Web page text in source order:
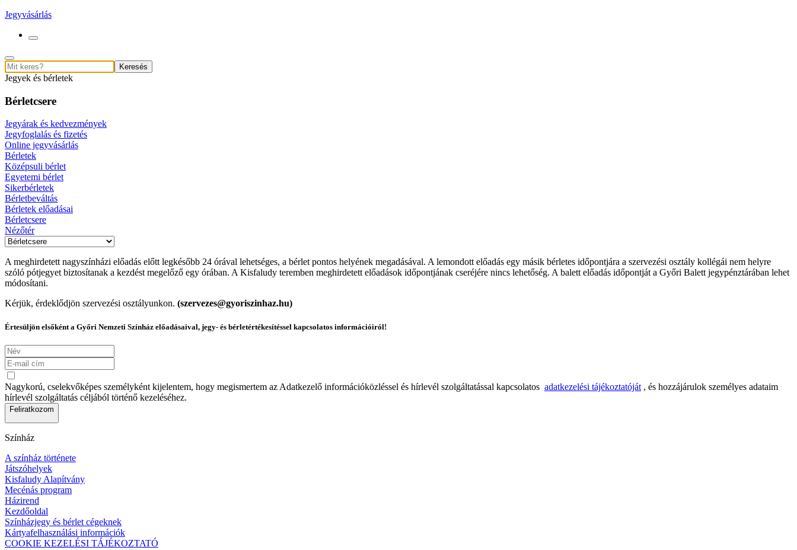
Jegyvásárlás
Keresés
Jegyek és bérletek
Bérletcsere
Jegyárak és kedvezmények
Jegyfoglalás és fizetés
Online jegyvásárlás
Bérletek
Középsuli bérlet
Egyetemi bérlet
Sikerbérletek
Bérletbeváltás
Bérletek előadásai
Bérletcsere
Nézőtér
A meghirdetett nagyszínházi előadás előtt legkésőbb 24 órával lehetséges, a bérlet pontos helyének megadásával. A lemondott előadás egy másik bérletes időpontjára a szervezési osztály kollégái nem helyre
szóló pótjegyet biztosítanak a kezdést megelőző egy órában. A Kisfaludy teremben meghirdetett előadások időpontjának cseréjére nincs lehetőség. A balett előadás időpontját a Győri Balett jegypénztárában lehet
módosítani.
Kérjük, érdeklődjön szervezési osztályunkon. (szervezes@gyoriszinhaz.hu)
Értesüljön elsőként a Győri Nemzeti Színház előadásaival, jegy- és bérletértékesítéssel kapcsolatos információiról!
Nagykorú, cselekvőképes személyként kijelentem, hogy megismertem az Adatkezelő információközléssel és hírlevél szolgáltatással kapcsolatos adatkezelési tájékoztatóját , és hozzájárulok személyes adataim
hírlevél szolgáltatás céljából történő kezeléséhez.
Feliratkozom
Színház
A színház története
Játszóhelyek
Kisfaludy Alapítvány
Mecénás program
Házirend
Kezdőoldal
Színházjegy és bérlet cégeknek
Kártyafelhasználási információk
COOKIE KEZELÉSI TÁJÉKOZTATÓ